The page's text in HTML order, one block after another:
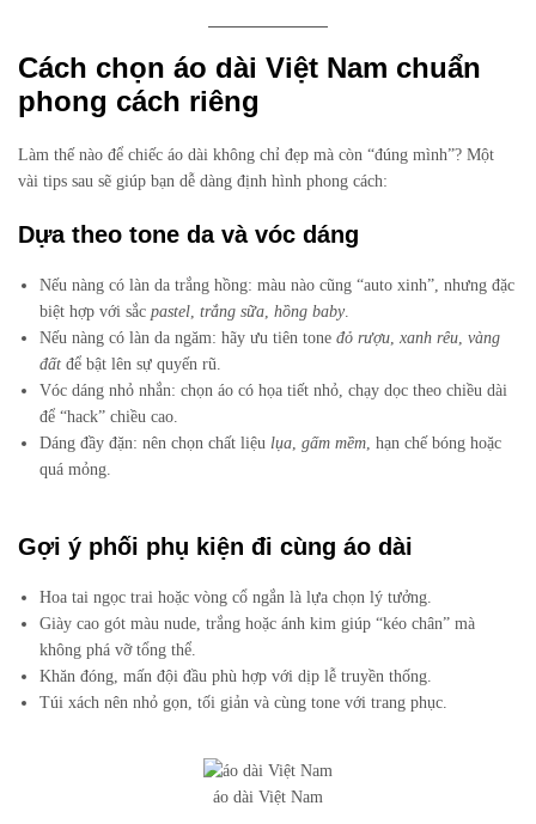
Cách chọn áo dài Việt Nam chuẩn
phong cách riêng
Làm thế nào để chiếc áo dài không chỉ đẹp mà còn “đúng mình”? Một
vài tips sau sẽ giúp bạn dễ dàng định hình phong cách:
Dựa theo tone da và vóc dáng
Nếu nàng có làn da trắng hồng: màu nào cũng “auto xinh”, nhưng đặc
biệt hợp với sắcpastel,trắng sữa,hồng baby.
Nếu nàng có làn da ngăm: hãy ưu tiên toneđỏ rượu,xanh rêu,vàng
đất để bật lên sự quyến rũ.
Vóc dáng nhỏ nhắn: chọn áo có họa tiết nhỏ, chạy dọc theo chiều dài
để “hack” chiều cao.
Dáng đầy đặn: nên chọn chất liệulụa,gấm mềm, hạn chế bóng hoặc
quá mỏng.
Gợi ý phối phụ kiện đi cùng áo dài
Hoa tai ngọc trai hoặc vòng cổ ngắn là lựa chọn lý tưởng.
Giày cao gót màu nude, trắng hoặc ánh kim giúp “kéo chân” mà
không phá vỡ tổng thể.
Khăn đóng, mấn đội đầu phù hợp với dịp lễ truyền thống.
Túi xách nên nhỏ gọn, tối giản và cùng tone với trang phục.
áo dài Việt Nam